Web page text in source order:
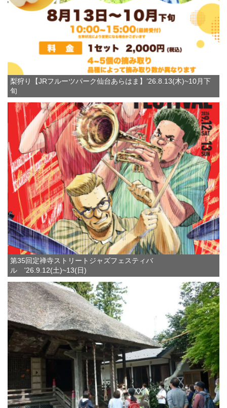
梨狩り【JRフルーツパーク仙台あらはま】’26.8.13(木)~10月下
旬
第35回定禅寺ストリートジャズフェスティバ
ル '26.9.12(土)~13(日)